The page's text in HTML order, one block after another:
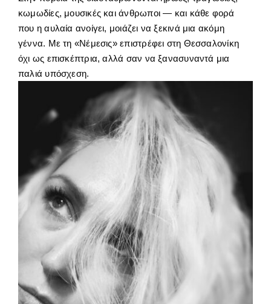
κωμωδίες, μουσικές και άνθρωποι — και κάθε φορά
που η αυλαία ανοίγει, μοιάζει να ξεκινά μια ακόμη
γέννα. Με τη «Νέμεσις» επιστρέφει στη Θεσσαλονίκη
όχι ως επισκέπτρια, αλλά σαν να ξανασυναντά μια
παλιά υπόσχεση.